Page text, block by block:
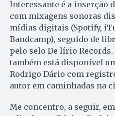
Interessante é a inserção
com mixagens sonoras
mídias digitais (Spotify,
Bandcamp), seguido de
pelo selo De lírio Records.
também está disponível
Rodrigo Dário com
autor em caminhadas na
Me concentro, a seguir,